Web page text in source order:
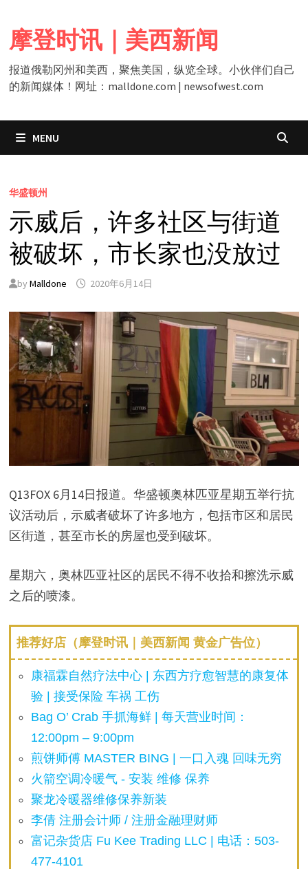
content
摩登时讯｜美西新闻
报道俄勒冈州和美西，聚焦美国，纵览全球。小伙伴们自己
的新闻媒体！网址：malldone.com | newsofwest.com
MENU
华盛顿州
示威后，许多社区与街道
被破坏，市长家也没放过
by Malldone 2020年6月14日
Q13FOX 6月14日报道。华盛顿奥林匹亚星期五举行抗
议活动后，示威者破坏了许多地方，包括市区和居民
区街道，甚至市长的房屋也受到破坏。
星期六，奥林匹亚社区的居民不得不收拾和擦洗示威
之后的喷漆。
推荐好店（摩登时讯｜美西新闻 黄金广告位）
康福霖自然疗法中心 | 东西方疗愈智慧的康复体
验 | 接受保险 车祸 工伤
Bag O’ Crab 手抓海鲜 | 每天营业时间：
12:00pm – 9:00pm
煎饼师傅 MASTER BING | 一口入魂 回味无穷
火箭空调冷暖气 - 安装 维修 保养
聚龙冷暖器维修保养新装
李倩 注册会计师 / 注册金融理财师
富记杂货店 Fu Kee Trading LLC | 电话：503-
477-4101